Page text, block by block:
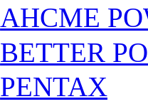
AHCME
BETTER
PENTAX